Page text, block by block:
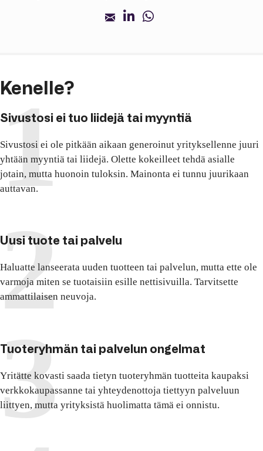
Kenelle?
Sivustosi ei tuo liidejä tai myyntiä
Sivustosi ei ole pitkään aikaan generoinut yrityksellenne juuri
yhtään myyntiä tai liidejä. Olette kokeilleet tehdä asialle
jotain, mutta huonoin tuloksin. Mainonta ei tunnu juurikaan
auttavan.
Uusi tuote tai palvelu
Haluatte lanseerata uuden tuotteen tai palvelun, mutta ette ole
varmoja miten se tuotaisiin esille nettisivuilla. Tarvitsette
ammattilaisen neuvoja.
Tuoteryhmän tai palvelun ongelmat
Yritätte kovasti saada tietyn tuoteryhmän tuotteita kaupaksi
verkkokaupassanne tai yhteydenottoja tiettyyn palveluun
liittyen, mutta yrityksistä huolimatta tämä ei onnistu.